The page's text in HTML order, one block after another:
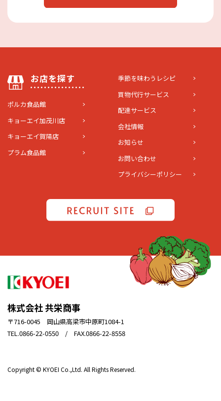
お店を探す
ポルカ食品館
キョーエイ加茂川店
キョーエイ賀陽店
プラム食品館
季節を味わうレシピ
買物代行サービス
配達サービス
会社情報
お知らせ
お問い合わせ
プライバシーポリシー
株式会社 共栄商事
〒716-0045 岡山県高梁市中原町1084-1
TEL.0866-22-0550 / FAX.0866-22-8558
Copyright © KYOEI Co.,Ltd. All Rights Reserved.